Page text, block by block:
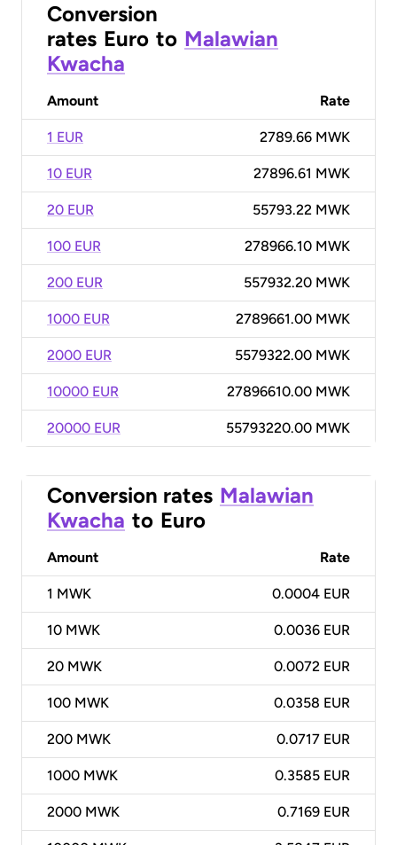
Conversion
rates Euro to Malawian
Kwacha
Amount Rate
1 EUR 2789.66 MWK
10 EUR 27896.61 MWK
20 EUR 55793.22 MWK
100 EUR 278966.10 MWK
200 EUR 557932.20 MWK
1000 EUR 2789661.00 MWK
2000 EUR 5579322.00 MWK
10000 EUR 27896610.00 MWK
20000 EUR 55793220.00 MWK
Conversion rates Malawian
Kwacha to Euro
Amount Rate
1 MWK 0.0004 EUR
10 MWK 0.0036 EUR
20 MWK 0.0072 EUR
100 MWK 0.0358 EUR
200 MWK 0.0717 EUR
1000 MWK 0.3585 EUR
2000 MWK 0.7169 EUR